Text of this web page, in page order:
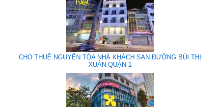
CHO THUÊ NGUYÊN TÒA NHÀ KHÁCH SẠN ĐƯỜNG BÙI THỊ
XUÂN QUẬN 1